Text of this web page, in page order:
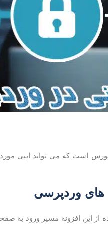
است که می تواند ایپی مورد
های وردپرسی
از این افزونه مسیر ورود به